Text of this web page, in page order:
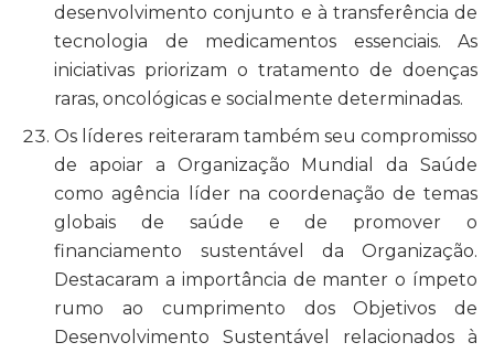
desenvolvimento conjunto e à transferência de
tecnologia de medicamentos essenciais. As
iniciativas priorizam o tratamento de doenças
raras, oncológicas e socialmente determinadas.
Os líderes reiteraram também seu compromisso
de apoiar a Organização Mundial da Saúde
como agência líder na coordenação de temas
globais de saúde e de promover o
financiamento sustentável da Organização.
Destacaram a importância de manter o ímpeto
rumo ao cumprimento dos Objetivos de
Desenvolvimento Sustentável relacionados à